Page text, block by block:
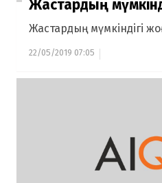
Жастардың
Жастардың мүмкіндігі
22/05/2019 07:05